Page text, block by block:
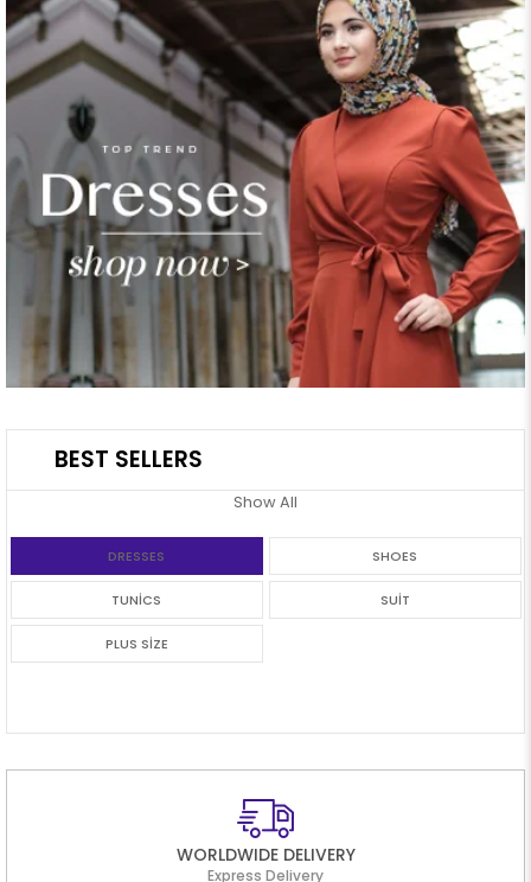
BEST SELLERS
Show All
DRESSES SHOES
TUNİCS SUİT
PLUS SİZE
WORLDWIDE DELIVERY
Express Delivery